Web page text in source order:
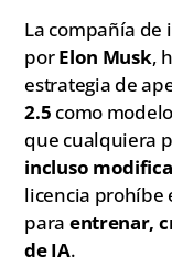
La compañía
porElon Musk,
estrategia de
2.5 como
que cualquiera
incluso
licencia prohíbe
para entrenar,
de IA.